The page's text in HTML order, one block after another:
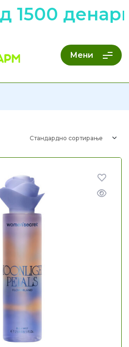
Мени